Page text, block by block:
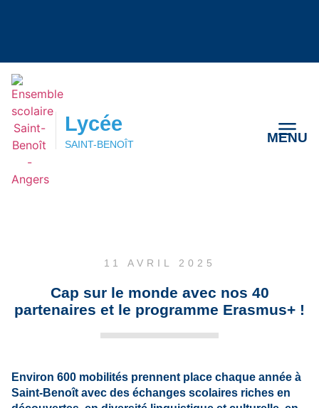
Lycée
Lycée
SAINT-BENOÎT MENU
11 AVRIL 2025
Cap sur le monde avec nos 40
partenaires et le programme Erasmus+ !
Environ 600 mobilités prennent place chaque année à
Saint-Benoît avec des échanges scolaires riches en